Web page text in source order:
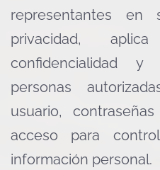
representantes en
privacidad,
confidencialidad
personas
usuario,
acceso para
información personal.